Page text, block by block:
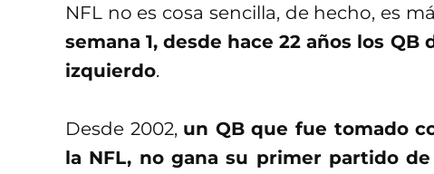
NFL no es cosa sencilla, de hecho, es
semana 1, desde hace 22 años los
izquierdo.
Desde 2002, un QB que fue tomado
la NFL, no gana su primer partido